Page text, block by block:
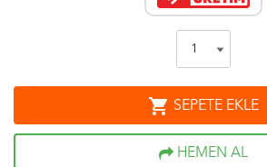
shopping_cart SEPETE EKLE
HEMEN AL